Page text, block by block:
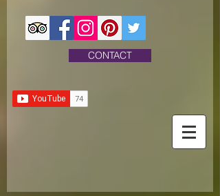
CONTACT